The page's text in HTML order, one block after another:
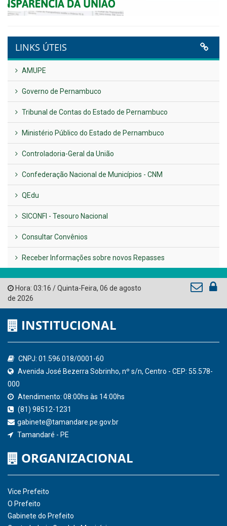
Publicado em: 14 de maio de 2026
VER TODAS NOTÍCIAS
UTILIDADE PÚBLICA
Previous
LINKS ÚTEIS
AMUPE
Governo de Pernambuco
Tribunal de Contas do Estado de Pernambuco
Ministério Público do Estado de Pernambuco
Controladoria-Geral da União
Confederação Nacional de Municípios - CNM
QEdu
Consultar Convênios
Receber Informações sobre novos Repasses
Hora:03:16/ Quinta-Feira,06 de agosto
de 2026
INSTITUCIONAL